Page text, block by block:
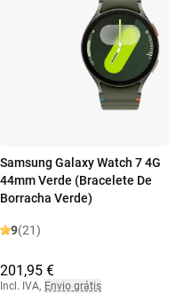
Samsung Galaxy Watch 7 4G
44mm Verde (Bracelete De
Borracha Verde)
9(21)
201,95 €
Incl. IVA, Envio grátis